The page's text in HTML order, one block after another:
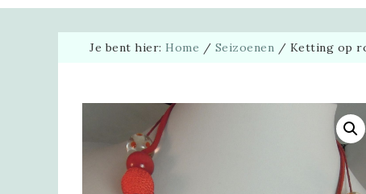
Je bent hier: Home / Seizoenen / Ketting op